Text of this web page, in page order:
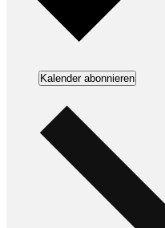
Kalender abonnieren